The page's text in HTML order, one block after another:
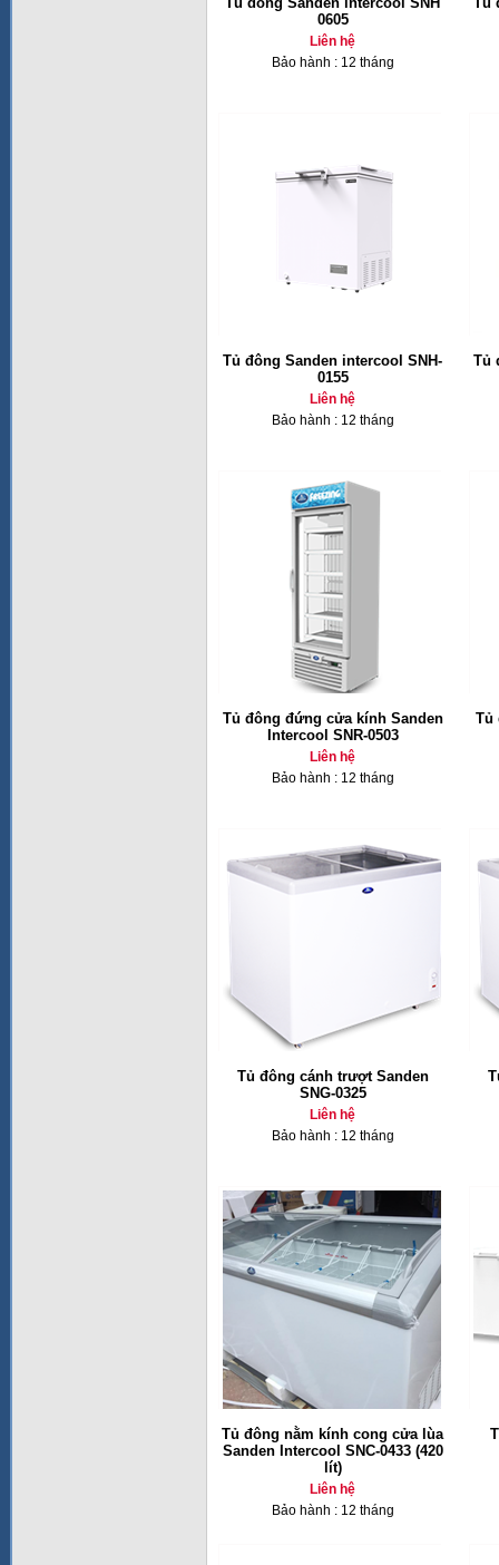
0605
Liên hệ
Bảo hành : 12 tháng
Tủ đông Sanden intercool SNH-
0155
Liên hệ
Bảo hành : 12 tháng
Tủ
Tủ đông đứng cửa kính Sanden
Intercool SNR-0503
Liên hệ
Bảo hành : 12 tháng
Tủ
Tủ đông cánh trượt Sanden
SNG-0325
Liên hệ
Bảo hành : 12 tháng
Tủ đông nằm kính cong cửa lùa
Sanden Intercool SNC-0433 (420
lít)
Liên hệ
Bảo hành : 12 tháng